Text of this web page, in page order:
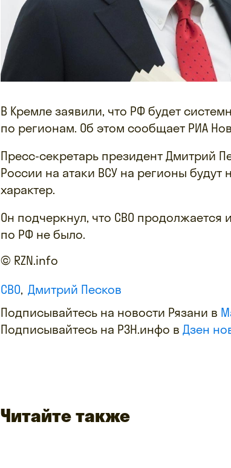
В Кремле заявили, что РФ будет
по регионам. Об этом сообщает РИА
Пресс-секретарь президент Дмитрий
России на атаки ВСУ на регионы будут
характер.
Он подчеркнул, что СВО продолжается
по РФ не было.
© RZN.info
СВО Дмитрий Песков
Подписывайтесь на новости Рязани в
Подписывайтесь на РЗН.инфо в Дзен
Читайте также